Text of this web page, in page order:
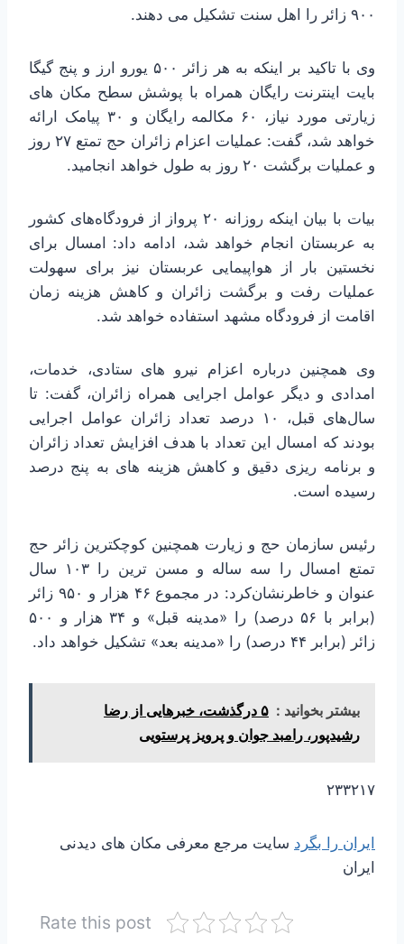
۹۰۰ زائر را اهل سنت تشکیل می دهند.
وی با تاکید بر اینکه به هر زائر ۵۰۰ یورو ارز و پنج گیگا
بایت اینترنت رایگان همراه با پوشش سطح مکان های
زیارتی مورد نیاز، ۶۰ مکالمه رایگان و ۳۰ پیامک ارائه
خواهد شد، گفت: عملیات اعزام زائران حج تمتع ۲۷ روز
و عملیات برگشت ۲۰ روز به طول خواهد انجامید.
بیات با بیان اینکه روزانه ۲۰ پرواز از فرودگاه‌های کشور
به عربستان انجام خواهد شد، ادامه داد: امسال برای
نخستین بار از هواپیمایی عربستان نیز برای سهولت
عملیات رفت و برگشت زائران و کاهش هزینه زمان
اقامت از فرودگاه مشهد استفاده خواهد شد.
وی همچنین درباره اعزام نیرو های ستادی، خدمات،
امدادی و دیگر عوامل اجرایی همراه زائران، گفت: تا
سال‌های قبل، ۱۰ درصد تعداد زائران عوامل اجرایی
بودند که امسال این تعداد با هدف افزایش تعداد زائران
و برنامه ریزی دقیق و کاهش هزینه های به پنج درصد
رسیده است.
رئیس سازمان حج و زیارت همچنین کوچکترین زائر حج
تمتع امسال را سه ساله و مسن ترین را ۱۰۳ سال
عنوان و خاطرنشان‌کرد: در مجموع ۴۶ هزار و ۹۵۰ زائر
(برابر با ۵۶ درصد) را «مدینه قبل» و ۳۴ هزار و ۵۰۰
زائر (برابر ۴۴ درصد) را «مدینه بعد» تشکیل خواهد داد.
بیشتر بخوانید :
۵ درگذشت، خبرهایی از رضا
رشیدپور، رامبد جوان و پرویز پرستویی
۲۳۳۲۱۷
ایران را بگرد سایت مرجع معرفی مکان های دیدنی
ایران
Rate this post